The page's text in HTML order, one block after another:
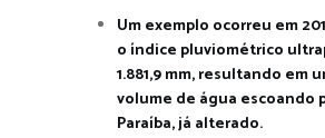
Um exemplo ocorreu em
o índice pluviométrico
1.881,9 mm, resultando em
volume de água escoando
Paraíba, já alterado.